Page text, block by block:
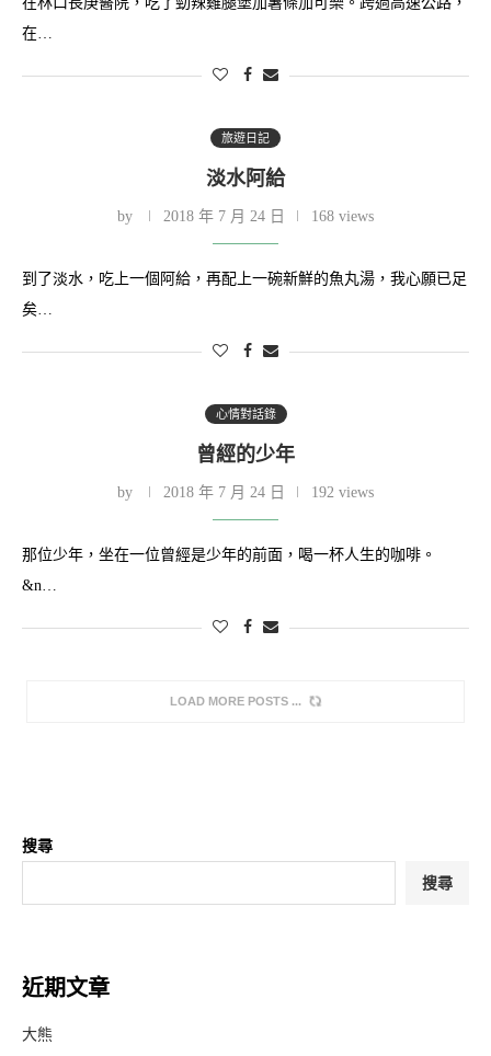
在…
旅遊日記
淡水阿給
by 2018 年 7 月 24 日 168 views
到了淡水，吃上一個阿給，再配上一碗新鮮的魚丸湯，我心願已足
矣…
心情對話錄
曾經的少年
by 2018 年 7 月 24 日 192 views
那位少年，坐在一位曾經是少年的前面，喝一杯人生的咖啡。
&n…
LOAD MORE POSTS
搜尋
搜尋
近期文章
大熊